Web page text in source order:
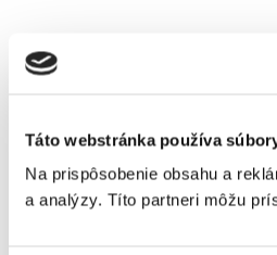
Táto webstránka používa
Na prispôsobenie obsahu a
a analýzy. Títo partneri môžu